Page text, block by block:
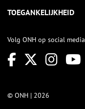
TOEGANKELIJKHEID
Volg ONH op social media
© ONH | 2026